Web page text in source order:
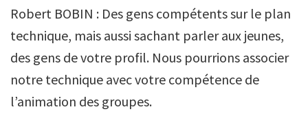
Robert BOBIN : Des gens compétents sur le plan
technique, mais aussi sachant parler aux jeunes,
des gens de votre profil. Nous pourrions associer
notre technique avec votre compétence de
l’animation des groupes.